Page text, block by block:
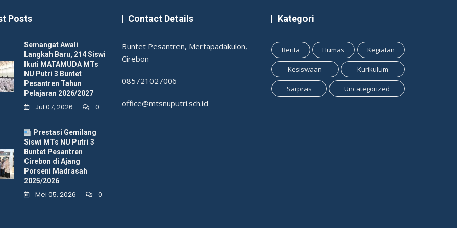
Posts
Semangat Awali
Langkah Baru, 214 Siswi
Ikuti MATAMUDA MTs
NU Putri 3 Buntet
Pesantren Tahun
Pelajaran 2026/2027
Jul 07, 2026 0
Prestasi Gemilang
Siswi MTs NU Putri 3
Buntet Pesantren
Cirebon di Ajang
Porseni Madrasah
2025/2026
Mei 05, 2026 0
Contact Details
Buntet Pesantren, Mertapadakulon,
Cirebon
085721027006
office@mtsnuputri.sch.id
Kategori
Berita Humas Kegiatan
Kesiswaan Kurikulum
Sarpras Uncategorized